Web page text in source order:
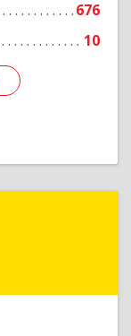
676
10
Подробнее
г, Новый